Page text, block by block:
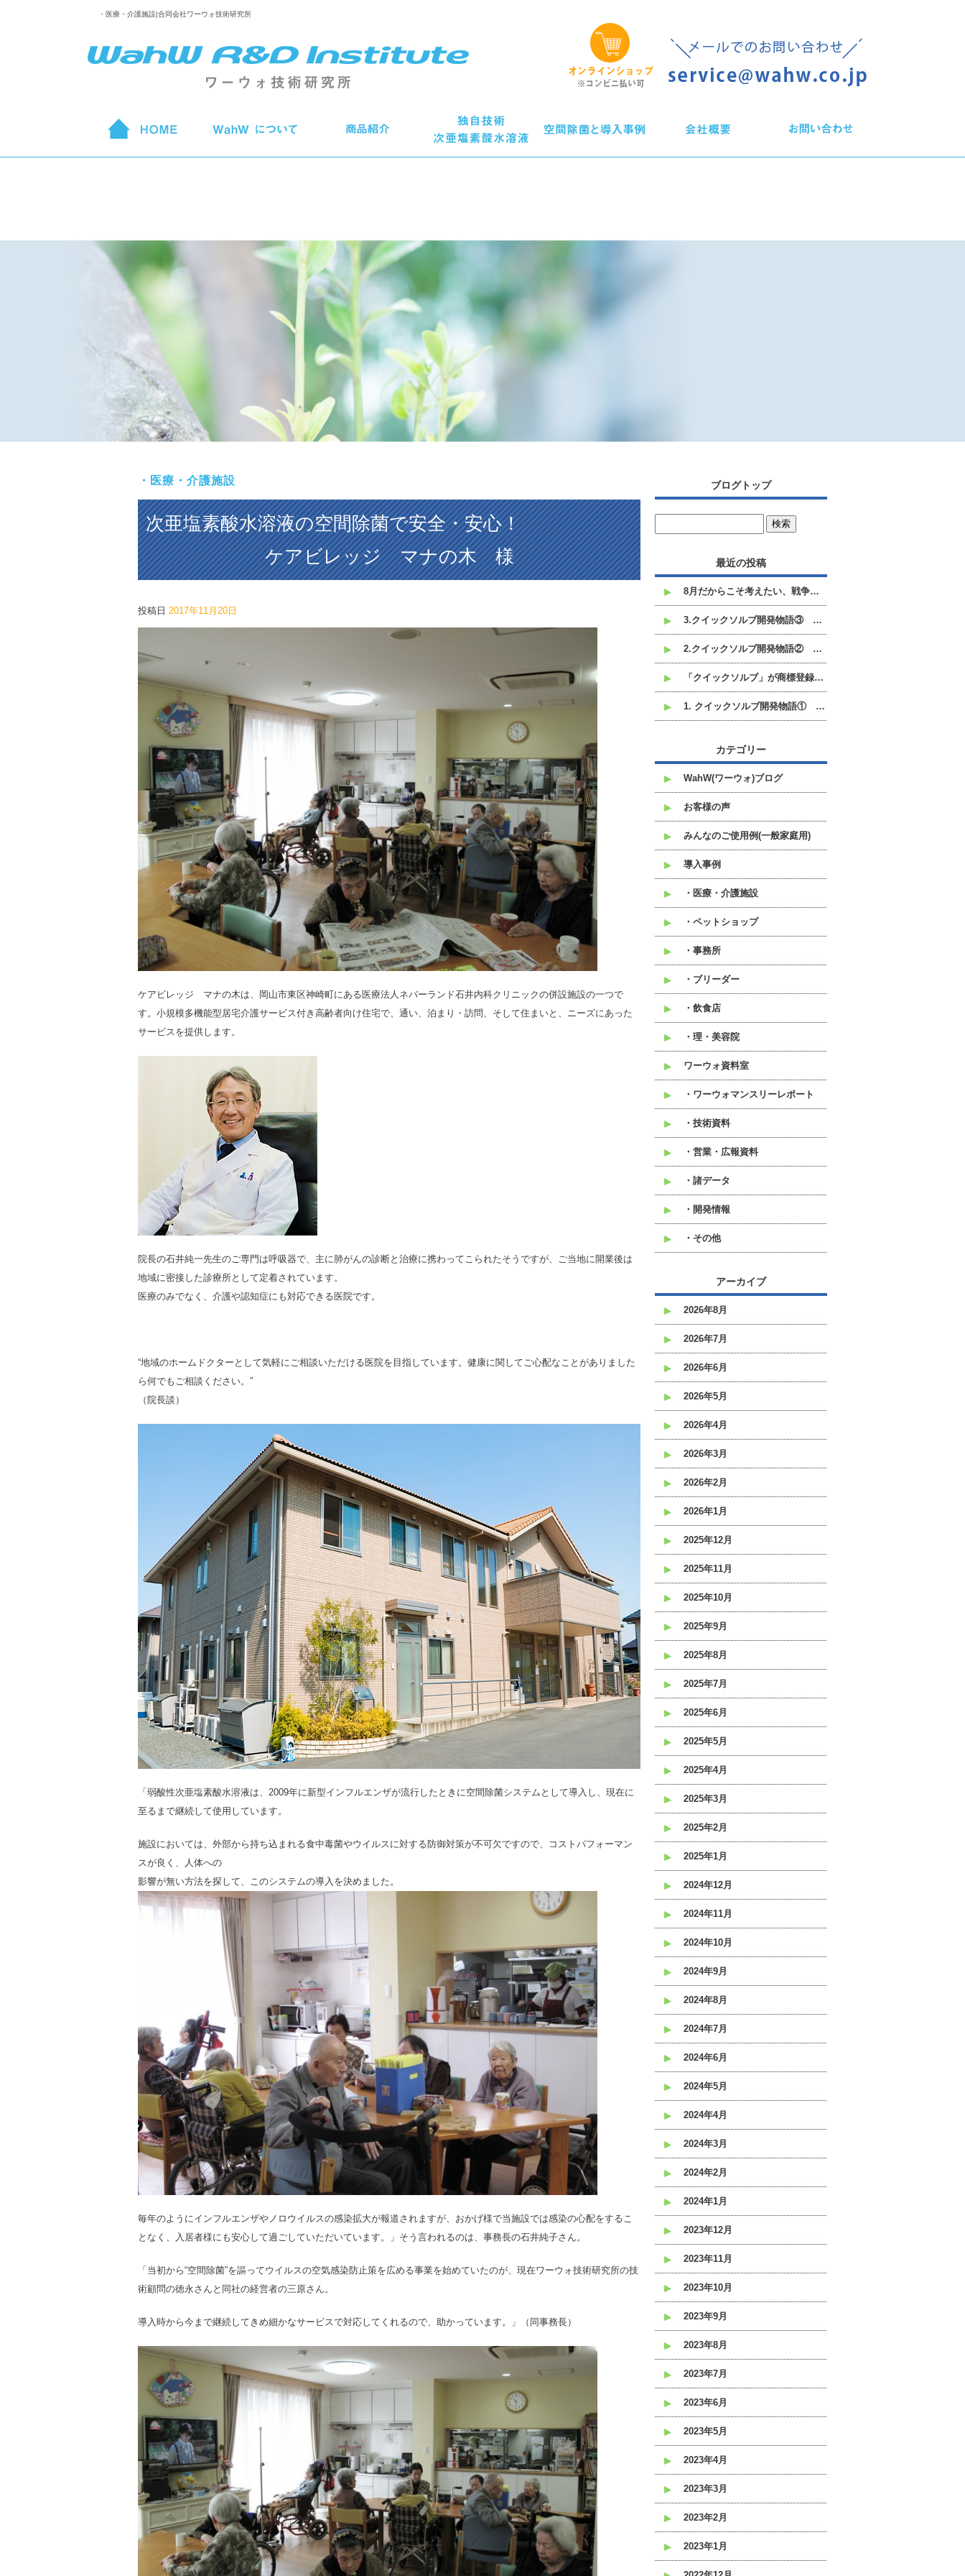
・医療・介護施設|合同会社ワーウォ技術研究所
・医療・介護施設
次亜塩素酸水溶液の空間除菌で安全・安心！
ケアビレッジ マナの木 様
投稿日 2017年11月20日
ケアビレッジ マナの木は、岡山市東区神崎町にある医療法人ネバーランド石井内科クリニックの併設施設の一つで
す。小規模多機能型居宅介護サービス付き高齢者向け住宅で、通い、泊まり・訪問、そして住まいと、ニーズにあった
サービスを提供します。
院長の石井純一先生のご専門は呼吸器で、主に肺がんの診断と治療に携わってこられたそうですが、ご当地に開業後は
地域に密接した診療所として定着されています。
医療のみでなく、介護や認知症にも対応できる医院です。
“地域のホームドクターとして気軽にご相談いただける医院を目指しています。健康に関してご心配なことがありました
ら何でもご相談ください。”
（院長談）
「弱酸性次亜塩素酸水溶液は、2009年に新型インフルエンザが流行したときに空間除菌システムとして導入し、現在に
至るまで継続して使用しています。
施設においては、外部から持ち込まれる食中毒菌やウイルスに対する防御対策が不可欠ですので、コストパフォーマン
スが良く、人体への
影響が無い方法を探して、このシステムの導入を決めました。
毎年のようにインフルエンザやノロウイルスの感染拡大が報道されますが、おかげ様で当施設では感染の心配をするこ
となく、入居者様にも安心して過ごしていただいています。」そう言われるのは、事務長の石井純子さん。
「当初から“空間除菌”を謳ってウイルスの空気感染防止策を広める事業を始めていたのが、現在ワーウォ技術研究所の技
術顧問の徳永さんと同社の経営者の三原さん。
導入時から今まで継続してきめ細かなサービスで対応してくれるので、助かっています。」（同事務長）
ブログトップ
最近の投稿
8月だからこそ考えたい、戦争と平和のこと
3.クイックソルブ開発物語③ 白い不溶沈殿物との格闘
2.クイックソルブ開発物語② なぜ液体ではなく粉末なのか
「クイックソルブ」が商標登録されました。
1. クイックソルブ開発物語① 開発のきっかけは、中東の港にありました
カテゴリー
WahW(ワーウォ)ブログ
お客様の声
みんなのご使用例(一般家庭用)
導入事例
・医療・介護施設
・ペットショップ
・事務所
・ブリーダー
・飲食店
・理・美容院
ワーウォ資料室
・ワーウォマンスリーレポート
・技術資料
・営業・広報資料
・諸データ
・開発情報
・その他
アーカイブ
2026年8月
2026年7月
2026年6月
2026年5月
2026年4月
2026年3月
2026年2月
2026年1月
2025年12月
2025年11月
2025年10月
2025年9月
2025年8月
2025年7月
2025年6月
2025年5月
2025年4月
2025年3月
2025年2月
2025年1月
2024年12月
2024年11月
2024年10月
2024年9月
2024年8月
2024年7月
2024年6月
2024年5月
2024年4月
2024年3月
2024年2月
2024年1月
2023年12月
2023年11月
2023年10月
2023年9月
2023年8月
2023年7月
2023年6月
2023年5月
2023年4月
2023年3月
2023年2月
2023年1月